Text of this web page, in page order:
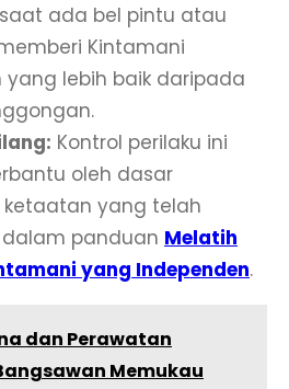
ada bel pintu atau
Kintamani
yang lebih baik daripada
Kontrol perilaku ini
oleh dasar
yang telah
panduan Melatih
yang Independen.
dan Perawatan
Memukau